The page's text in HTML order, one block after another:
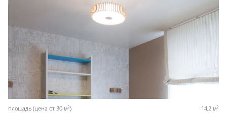
площадь (цена от 30 м2) 14,2 м2